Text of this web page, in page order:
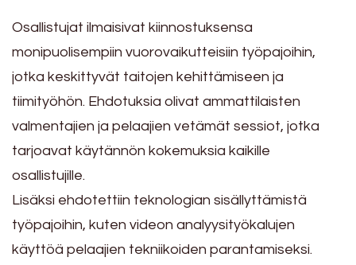
Osallistujat ilmaisivat kiinnostuksensa
monipuolisempiin vuorovaikutteisiin työpajoihin,
jotka keskittyvät taitojen kehittämiseen ja
tiimityöhön. Ehdotuksia olivat ammattilaisten
valmentajien ja pelaajien vetämät sessiot, jotka
tarjoavat käytännön kokemuksia kaikille
osallistujille.
Lisäksi ehdotettiin teknologian sisällyttämistä
työpajoihin, kuten videon analyysityökalujen
käyttöä pelaajien tekniikoiden parantamiseksi.